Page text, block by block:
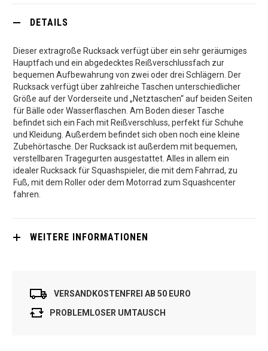
DETAILS
Dieser extragroße Rucksack verfügt über ein sehr geräumiges
Hauptfach und ein abgedecktes Reißverschlussfach zur
bequemen Aufbewahrung von zwei oder drei Schlägern. Der
Rucksack verfügt über zahlreiche Taschen unterschiedlicher
Größe auf der Vorderseite und „Netztaschen“ auf beiden Seiten
für Bälle oder Wasserflaschen. Am Boden dieser Tasche
befindet sich ein Fach mit Reißverschluss, perfekt für Schuhe
und Kleidung. Außerdem befindet sich oben noch eine kleine
Zubehörtasche. Der Rucksack ist außerdem mit bequemen,
verstellbaren Tragegurten ausgestattet. Alles in allem ein
idealer Rucksack für Squashspieler, die mit dem Fahrrad, zu
Fuß, mit dem Roller oder dem Motorrad zum Squashcenter
fahren.
WEITERE INFORMATIONEN
VERSANDKOSTENFREI AB 50 EURO
PROBLEMLOSER UMTAUSCH